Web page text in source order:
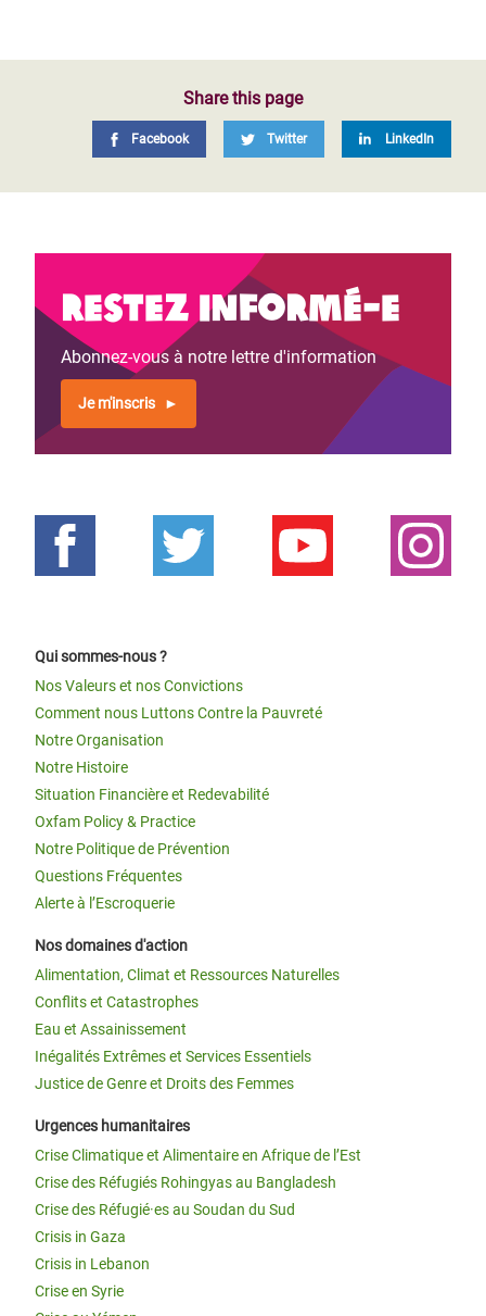
Share this page
Facebook Twitter LinkedIn
Restez informé-e
Abonnez-vous à notre lettre d'information
Je m'inscris
Qui sommes-nous ?
Nos Valeurs et nos Convictions
Comment nous Luttons Contre la Pauvreté
Notre Organisation
Notre Histoire
Situation Financière et Redevabilité
Oxfam Policy & Practice
Notre Politique de Prévention
Questions Fréquentes
Alerte à l’Escroquerie
Nos domaines d'action
Alimentation, Climat et Ressources Naturelles
Conflits et Catastrophes
Eau et Assainissement
Inégalités Extrêmes et Services Essentiels
Justice de Genre et Droits des Femmes
Urgences humanitaires
Crise Climatique et Alimentaire en Afrique de l’Est
Crise des Réfugiés Rohingyas au Bangladesh
Crise des Réfugié·es au Soudan du Sud
Crisis in Gaza
Crisis in Lebanon
Crise en Syrie